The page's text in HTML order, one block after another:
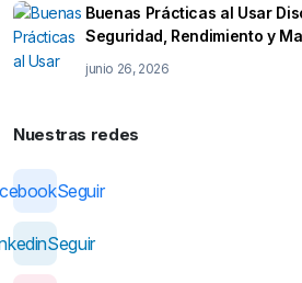
Buenas Prácticas al Usar
Seguridad, Rendimiento y
junio 26, 2026
Nuestras redes
Seguir
Seguir